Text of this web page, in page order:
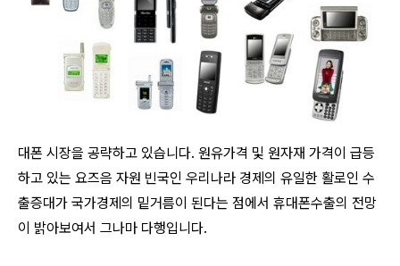
대폰 시장을 공략하고 있습니다. 원유가격 및 원자재 가격이 급등
하고 있는 요즈음 자원 빈국인 우리나라 경제의 유일한 활로인 수
출증대가 국가경제의 밑거름이 된다는 점에서 휴대폰수출의 전망
이 밝아보여서 그나마 다행입니다.